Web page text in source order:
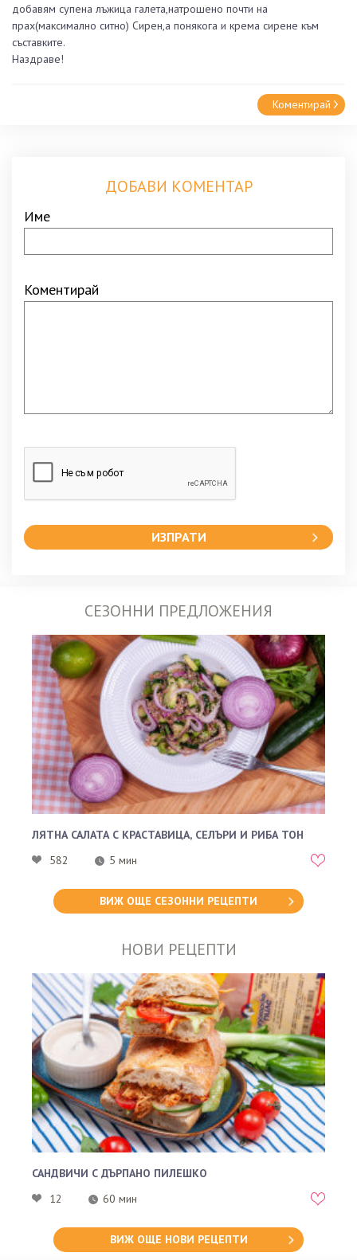
добавям супена лъжица галета,натрошено почти на
прах(максимално ситно) Сирен,а понякога и крема сирене към
съставките.
Наздраве!
Коментирай
ДОБАВИ КОМЕНТАР
Име
Коментирай
ИЗПРАТИ
СЕЗОННИ ПРЕДЛОЖЕНИЯ
ЛЯТНА САЛАТА С КРАСТАВИЦА, СЕЛЪРИ И РИБА ТОН
582
5 мин
ВИЖ ОЩЕ СЕЗОННИ РЕЦЕПТИ
НОВИ РЕЦЕПТИ
САНДВИЧИ С ДЪРПАНО ПИЛЕШКО
12
60 мин
ВИЖ ОЩЕ НОВИ РЕЦЕПТИ